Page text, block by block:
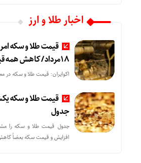
اخبار طلا و ارز
قیمت طلا و سکه
18مرداد/ کاهش همه قیمت ها + جدول
اکوایران: قیمت طلا و سکه در
جدول
جدول قیمت طلا و سکه را
افزایش و قیمت سکه بعضاً